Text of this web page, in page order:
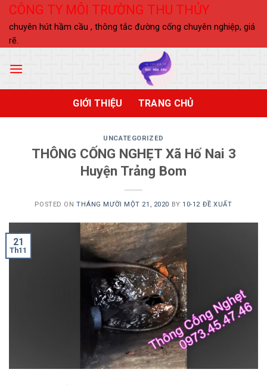
Skip
content
CÔNG TY MÔI TRƯỜNG THU THỦY
chuyên hút hầm cầu , thông tắc đường cống chuyên nghiệp, giá
rẽ.
GIỚI THIỆU TRANG CHỦ
UNCATEGORIZED
THÔNG CỐNG NGHẸT Xã Hố Nai 3
Huyện Trảng Bom
POSTED ONTHÁNG MƯỜI MỘT 21, 2020 BY10-12 ĐỀ XUẤT
21
Th11